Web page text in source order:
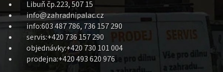
Libuň čp.223, 507 15
info@zahradnipalac.cz
info:603 487 786, 736 157 290
servis:+420 736 157 290
objednávky:+420 730 101 004
prodejna:+420 493 620 976